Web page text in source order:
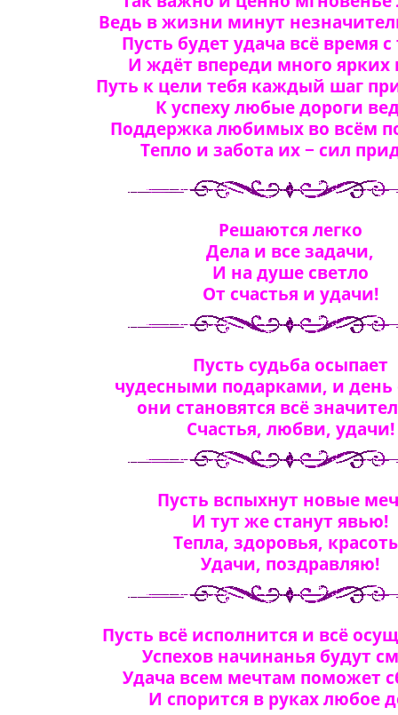
Ведь в жизни минут
Пусть будет удача всё время
И ждёт впереди много ярких
Путь к цели тебя каждый шаг
К успеху любые дороги
Поддержка любимых во всём
Тепло и забота их − сил
Решаются легко
Дела и все задачи,
И на душе светло
От счастья и удачи!
Пусть судьба осыпает
чудесными подарками, и день
они становятся всё
Счастья, любви, удачи!
Пусть вспыхнут новые
И тут же станут явью!
Тепла, здоровья,
Удачи, поздравляю!
Пусть всё исполнится и всё
Успехов начинанья будут
Удача всем мечтам поможет
И спорится в руках любое